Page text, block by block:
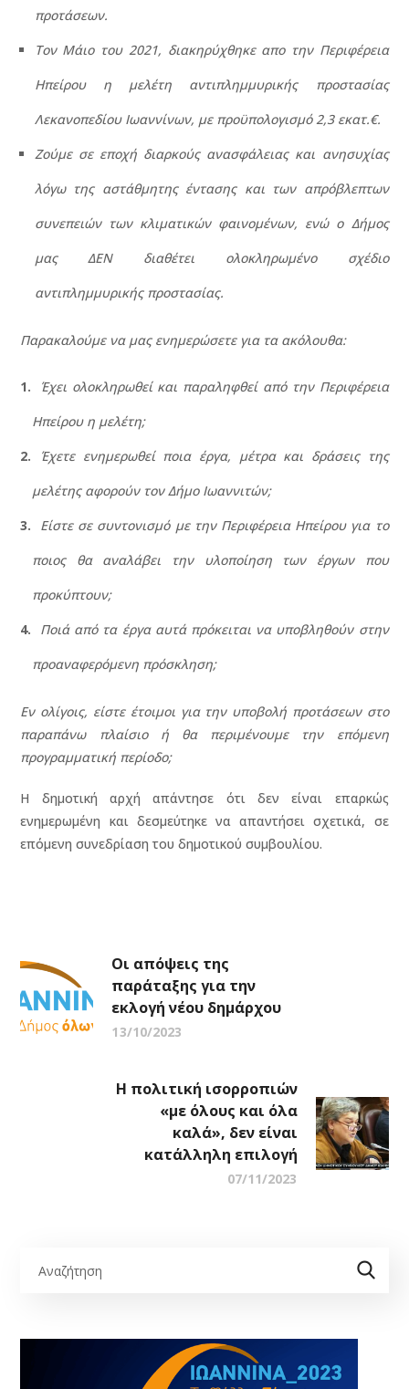
προτάσεων.
Τον Μάιο του 2021, διακηρύχθηκε απο την Περιφέρεια
Ηπείρου η μελέτη αντιπλημμυρικής προστασίας
Λεκανοπεδίου Ιωαννίνων, με προϋπολογισμό 2,3 εκατ.€.
Ζούμε σε εποχή διαρκούς ανασφάλειας και ανησυχίας
λόγω της αστάθμητης έντασης και των απρόβλεπτων
συνεπειών των κλιματικών φαινομένων, ενώ ο Δήμος
μας ΔΕΝ διαθέτει ολοκληρωμένο σχέδιο
αντιπλημμυρικής προστασίας.
Παρακαλούμε να μας ενημερώσετε για τα ακόλουθα:
Έχει ολοκληρωθεί και παραληφθεί από την Περιφέρεια
Ηπείρου η μελέτη;
Έχετε ενημερωθεί ποια έργα, μέτρα και δράσεις της
μελέτης αφορούν τον Δήμο Ιωαννιτών;
Είστε σε συντονισμό με την Περιφέρεια Ηπείρου για το
ποιος θα αναλάβει την υλοποίηση των έργων που
προκύπτουν;
Ποιά από τα έργα αυτά πρόκειται να υποβληθούν στην
προαναφερόμενη πρόσκληση;
Εν ολίγοις, είστε έτοιμοι για την υποβολή προτάσεων στο
παραπάνω πλαίσιο ή θα περιμένουμε την επόμενη
προγραμματική περίοδο;
Η δημοτική αρχή απάντησε ότι δεν είναι επαρκώς
ενημερωμένη και δεσμεύτηκε να απαντήσει σχετικά, σε
επόμενη συνεδρίαση του δημοτικού συμβουλίου.
Οι απόψεις της
παράταξης για την
εκλογή νέου δημάρχου
13/10/2023
H πολιτική ισορροπιών
«με όλους και όλα
καλά», δεν είναι
κατάλληλη επιλογή
07/11/2023